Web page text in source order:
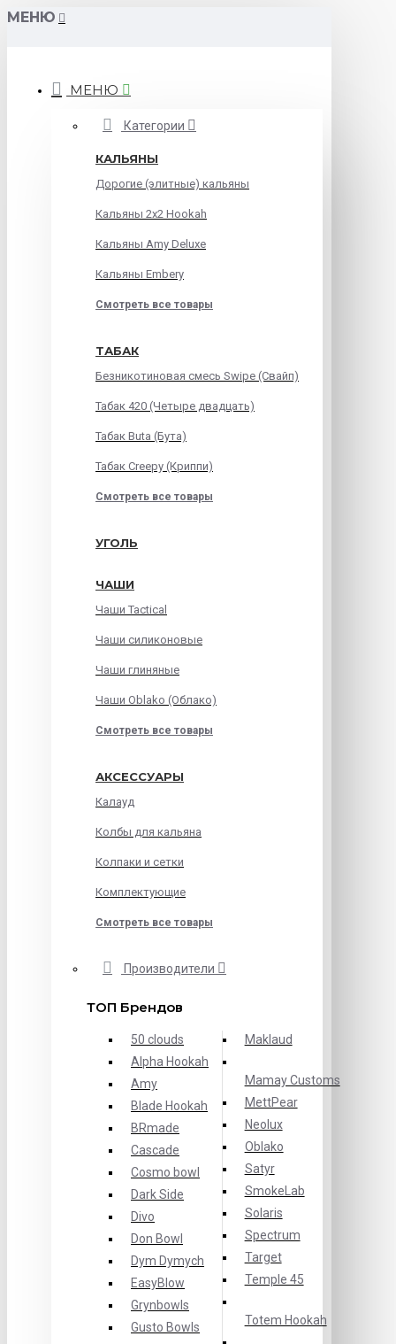
МЕНЮ
МЕНЮ
Категории
КАЛЬЯНЫ
Дорогие (элитные) кальяны
Кальяны 2х2 Hookah
Кальяны Amy Deluxe
Кальяны Embery
Смотреть все товары
ТАБАК
Безникотиновая смесь Swipe (Свайп)
Табак 420 (Четыре двадцать)
Табак Buta (Бута)
Табак Creepy (Криппи)
Смотреть все товары
УГОЛЬ
ЧАШИ
Чаши Tactical
Чаши силиконовые
Чаши глиняные
Чаши Oblako (Облако)
Смотреть все товары
АКСЕССУАРЫ
Калауд
Колбы для кальяна
Колпаки и сетки
Комплектующие
Смотреть все товары
Производители
ТОП Брендов
50 clouds
Alpha Hookah
Amy
Blade Hookah
BRmade
Cascade
Cosmo bowl
Dark Side
Divo
Don Bowl
Dym Dymych
EasyBlow
Grynbowls
Gusto Bowls
Maklaud
Mamay Customs
MettPear
Neolux
Oblako
Satyr
SmokeLab
Solaris
Spectrum
Target
Temple 45
Totem Hookah